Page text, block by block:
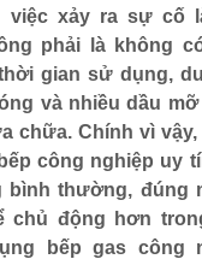
việc xảy ra sự cố
phải là không
gian sử dụng,
và nhiều dầu
chữa. Chính vì
công nghiệp uy
bình thường, đúng
chủ động hơn
bếp gas công